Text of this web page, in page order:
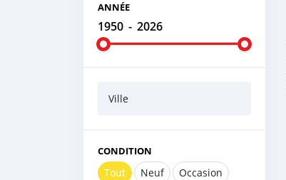
ANNÉE
1950 - 2026
Ville
CONDITION
Tout Neuf Occasion